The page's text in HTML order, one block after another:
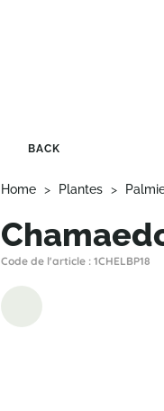
BACK
Home > Plantes >
Code de l'article : 1CHELBP18